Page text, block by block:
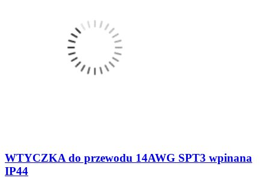
WTYCZKA do przewodu 14AWG SPT3 wpinana
IP44